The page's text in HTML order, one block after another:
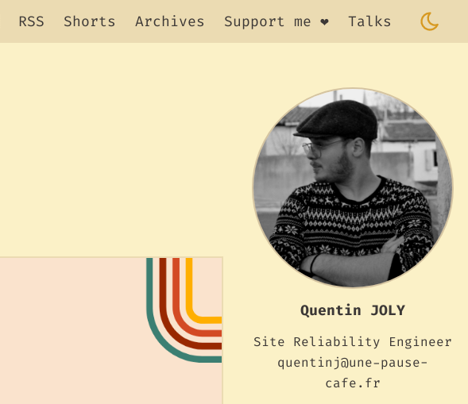
RSS Shorts Archives Support me ❤️ Talks
Quentin JOLY
Site Reliability Engineer
quentinj@une-pause-
cafe.fr